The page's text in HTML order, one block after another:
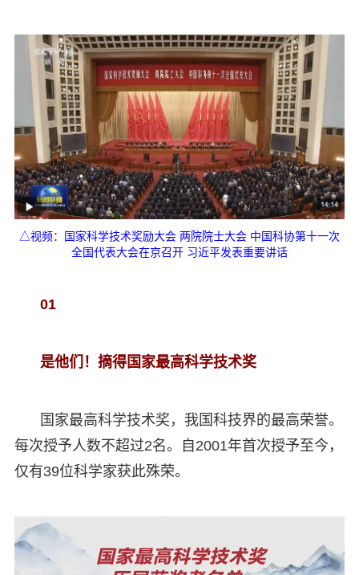
△视频：国家科学技术奖励大会 两院院士大会 中国科协第十一次
全国代表大会在京召开 习近平发表重要讲话
01
是他们！摘得国家最高科学技术奖
国家最高科学技术奖，我国科技界的最高荣誉。
每次授予人数不超过2名。自2001年首次授予至今，
仅有39位科学家获此殊荣。